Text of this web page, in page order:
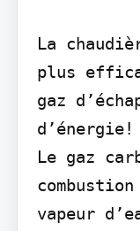
La
plus
gaz
d’énergie!
Le gaz
vapeur